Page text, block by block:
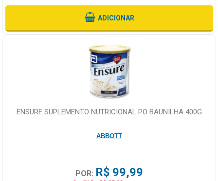
ADICIONAR
ENSURE SUPLEMENTO NUTRICIONAL PO BAUNILHA 400G
ABBOTT
POR: R$ 99,99